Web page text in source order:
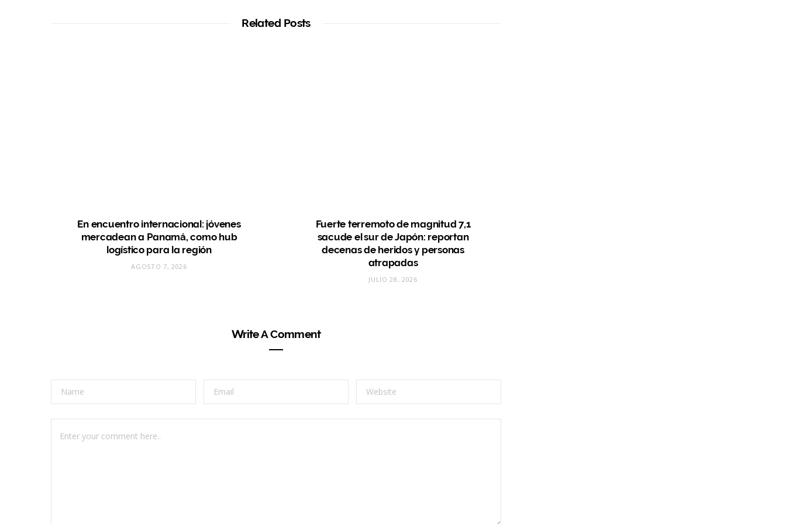
t
e
Related Posts
En encuentro internacional: jóvenes
mercadean a Panamá, como hub
logístico para la región
AGOSTO 7, 2026
Fuerte terremoto de magnitud 7,1
sacude el sur de Japón: reportan
decenas de heridos y personas
atrapadas
JULIO 28, 2026
Write A Comment